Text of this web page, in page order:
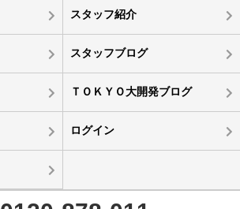
スタッフ紹介
スタッフブログ
ＴＯＫＹＯ大開発ブログ
ログイン